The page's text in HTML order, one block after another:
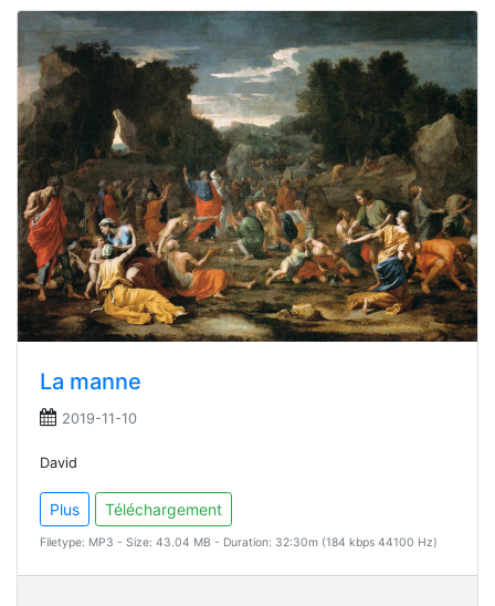
La manne
2019-11-10
David
Plus Téléchargement
Filetype: MP3 - Size: 43.04 MB - Duration: 32:30m (184 kbps 44100 Hz)